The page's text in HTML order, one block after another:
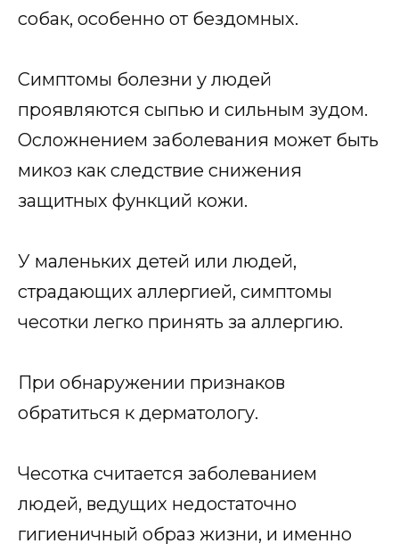
собак, особенно от бездомных.
Симптомы болезни у людей
проявляются сыпью и сильным зудом.
Осложнением заболевания может быть
микоз как следствие снижения
защитных функций кожи.
У маленьких детей или людей,
страдающих аллергией, симптомы
чесотки легко принять за аллергию.
При обнаружении признаков
обратиться к дерматологу.
Чесотка считается заболеванием
людей, ведущих недостаточно
гигиеничный образ жизни, и именно